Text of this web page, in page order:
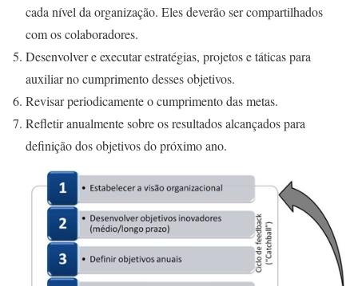
cada nível da organização. Eles deverão ser compartilhados
com os colaboradores.
Desenvolver e executar estratégias, projetos e táticas para
auxiliar no cumprimento desses objetivos.
Revisar periodicamente o cumprimento das metas.
Refletir anualmente sobre os resultados alcançados para
definição dos objetivos do próximo ano.